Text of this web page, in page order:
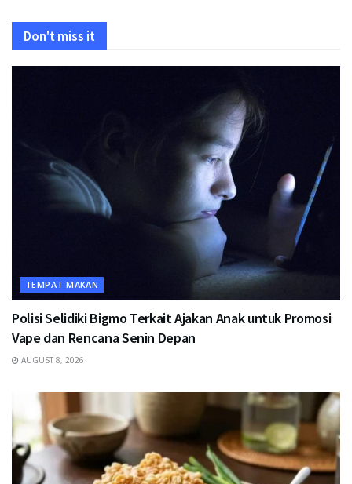
Don't miss it
TEMPAT MAKAN
Polisi Selidiki Bigmo Terkait Ajakan Anak untuk Promosi
Vape dan Rencana Senin Depan
AUGUST 8, 2026